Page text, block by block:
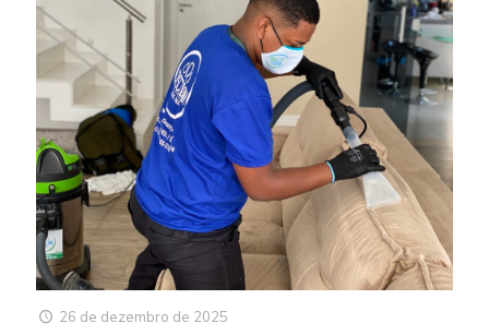
26 de dezembro de 2025